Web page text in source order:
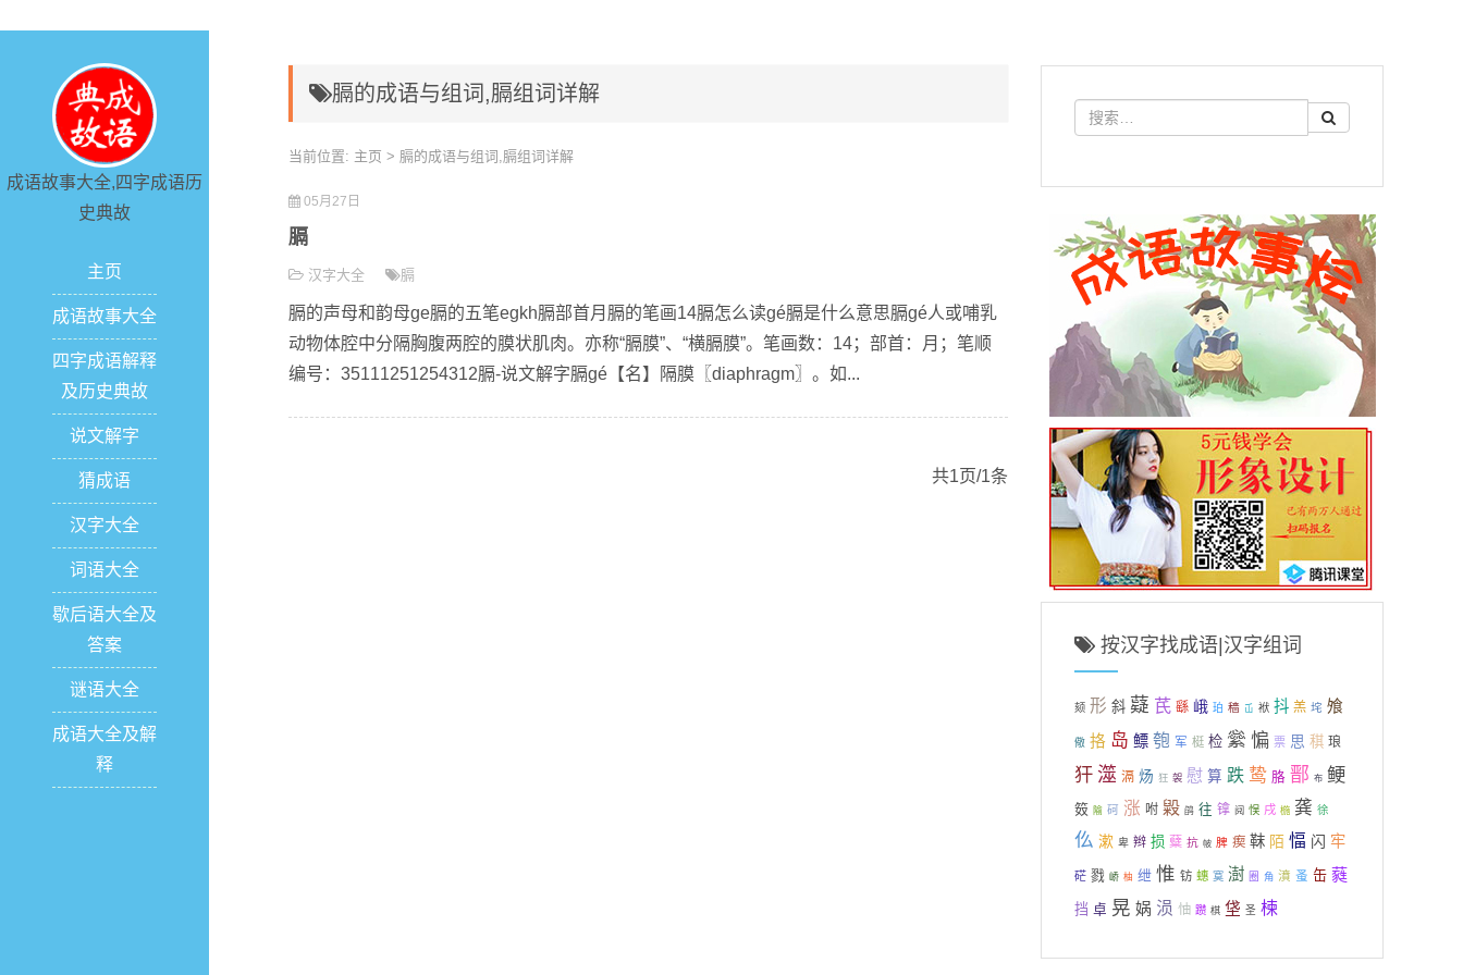
成语故事大全,四字成语历
史典故
主页
成语故事大全
四字成语解释
及历史典故
说文解字
猜成语
汉字大全
词语大全
歇后语大全及
答案
谜语大全
成语大全及解
释
膈的成语与组词,膈组词详解
当前位置: 主页 > 膈的成语与组词,膈组词详解
05月27日
膈
汉字大全 膈
膈的声母和韵母ge膈的五笔egkh膈部首月膈的笔画14膈怎么读gé膈是什么意思膈gé人或哺乳
动物体腔中分隔胸腹两腔的膜状肌肉。亦称“膈膜”、“横膈膜”。笔画数：14；部首：月；笔顺
编号：35111251254312膈-说文解字膈gé【名】隔膜〖diaphragm〗。如...
共1页/1条
按汉字找成语|汉字组词
颏 形 斜 薿 芪 繇 峨 珀 穑 屲 袱 抖 羔 垞 飧
儆 挌 岛 鳔 匏 军 梃 检 繠 惼 票 思 稘 琅
犴 澨 滆 炀 狂 袈 慰 算 跌 鸷 胳 鄑 布 鲠
笯 隃 砢 涨 咐 毇 鹐 往 镎 阋 悮 戌 椸 龚 徐
仫 漱 卑 辫 损 糵 抗 帔 脾 瘈 靺 陌 愊 闪 牢
硭 戮 峤 柚 绁 惟 钫 蟪 寞 澍 圈 角 濆 蚤 缶 蕤
挡 卓 晃 娲 涢 怞 躜 棋 垡 圣 楝